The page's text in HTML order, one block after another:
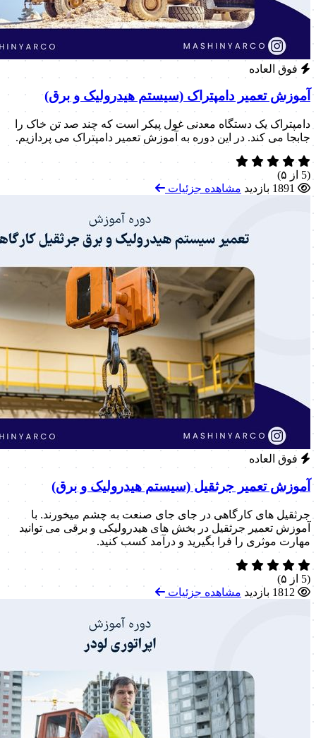
فوق العاده
آموزش تعمیر دامپتراک (سیستم هیدرولیک و برق)
دامپتراک یک دستگاه معدنی غول پیکر است که چند صد تن خاک را
جابجا می کند. در این دوره به آموزش تعمیر دامپتراک می پردازیم.
(5 از ۵)
مشاهده جزئیات
فوق العاده
آموزش تعمیر جرثقیل (سیستم هیدرولیک و برق)
جرثقیل های کارگاهی در جای جای صنعت به چشم میخورند. با
آموزش تعمیر جرثقیل در بخش های هیدرولیکی و برقی می توانید
مهارت موثری را فرا بگیرید و درآمد کسب کنید.
(5 از ۵)
مشاهده جزئیات